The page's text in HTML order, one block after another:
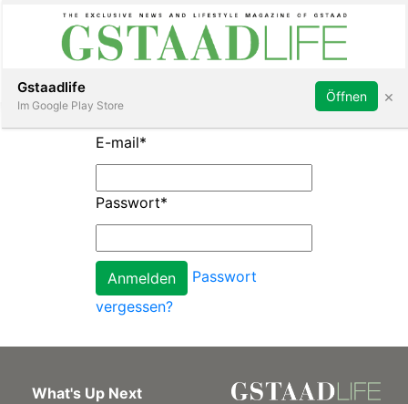
Subscribe Sign in
E-mail*
Passwort*
Passwort
vergessen?
What's Up Next
Gstaadlife
Im Google Play Store
Öffnen ×